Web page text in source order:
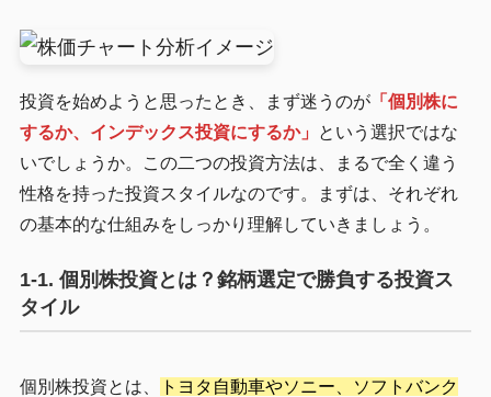
投資を始めようと思ったとき、まず迷うのが「個別株に
するか、インデックス投資にするか」
という選択ではな
いでしょうか。この二つの投資方法は、まるで全く違う
性格を持った投資スタイルなのです。まずは、それぞれ
の基本的な仕組みをしっかり理解していきましょう。
1-1. 個別株投資とは？銘柄選定で勝負する投資ス
タイル
個別株投資とは、
トヨタ自動車やソニー、ソフトバンク